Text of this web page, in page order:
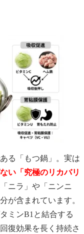
る「もつ鍋」。実は
い「究極のリカバリ
ニラ」や「ニンニ
が含まれています。
ミンB1と結合する
復効果を長く持続さ